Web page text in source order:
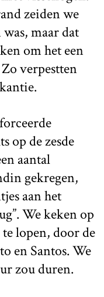
zeiden we
maar dat
om het een
verpestten
op de zesde
aantal
gekregen,
aan het
We keken op
lopen, door de
en Santos. We
zou duren.